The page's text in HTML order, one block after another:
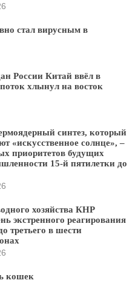
стал вирусным в
России Китай ввёл в
хлынул на восток
синтез, который
«искусственное солнце», –
приоритетов будущих
15-й пятилетки до
хозяйства КНР
экстренного реагирования
третьего в шести
кошек